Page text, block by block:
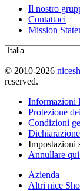
Il nostro
Contattaci
Mission
© 2010-2026
reserved.
Informazioni
Protezione
Condizioni
Impostazioni
Annullare
Azienda
Altri nice